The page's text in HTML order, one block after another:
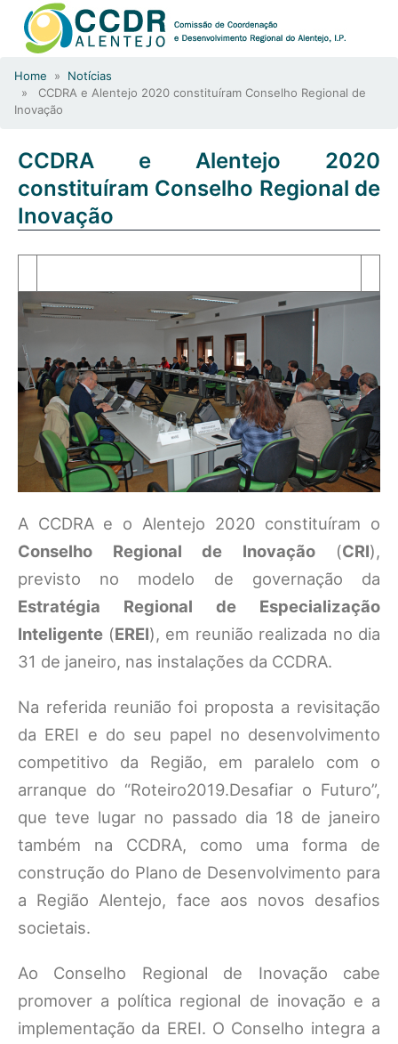
Home » Notícias
» CCDRA e Alentejo 2020 constituíram Conselho Regional de
Inovação
CCDRA e Alentejo 2020
constituíram Conselho Regional de
Inovação
A CCDRA e o Alentejo 2020 constituíram o
Conselho Regional de Inovação(CRI),
previsto no modelo de governação da
Estratégia Regional de Especialização
Inteligente (EREI), em reunião realizada no dia
31 de janeiro, nas instalações da CCDRA.
Na referida reunião foi proposta a revisitação
da EREI e do seu papel no desenvolvimento
competitivo da Região, em paralelo com o
arranque do “Roteiro2019.Desafiar o Futuro”,
que teve lugar no passado dia 18 de janeiro
também na CCDRA, como uma forma de
construção do Plano de Desenvolvimento para
a Região Alentejo, face aos novos desafios
societais.
Ao Conselho Regional de Inovação cabe
promover a política regional de inovação e a
implementação da EREI. O Conselho integra a